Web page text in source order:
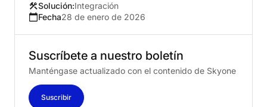
Solución:Integración
Fecha28 de enero de 2026
Suscríbete a nuestro boletín
Manténgase actualizado con el contenido de Skyone
Suscribir